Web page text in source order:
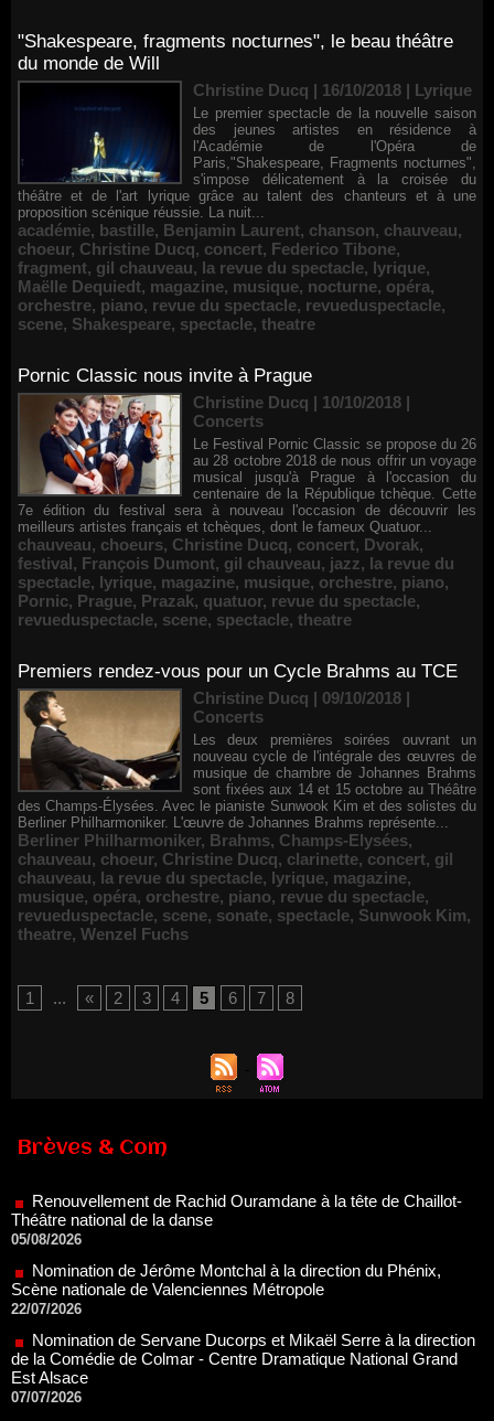
"Shakespeare, fragments nocturnes", le beau théâtre
du monde de Will
Christine Ducq | 16/10/2018 | Lyrique
Le premier spectacle de la nouvelle saison
des jeunes artistes en résidence à
l'Académie de l'Opéra de
Paris,"Shakespeare, Fragments nocturnes",
s'impose délicatement à la croisée du
théâtre et de l'art lyrique grâce au talent des chanteurs et à une
proposition scénique réussie. La nuit...
académie, bastille, Benjamin Laurent, chanson, chauveau,
choeur, Christine Ducq, concert, Federico Tibone,
fragment, gil chauveau, la revue du spectacle, lyrique,
Maëlle Dequiedt, magazine, musique, nocturne, opéra,
orchestre, piano, revue du spectacle, revueduspectacle,
scene, Shakespeare, spectacle, theatre
Pornic Classic nous invite à Prague
Christine Ducq | 10/10/2018 |
Concerts
Le Festival Pornic Classic se propose du 26
au 28 octobre 2018 de nous offrir un voyage
musical jusqu'à Prague à l'occasion du
centenaire de la République tchèque. Cette
7e édition du festival sera à nouveau l'occasion de découvrir les
meilleurs artistes français et tchèques, dont le fameux Quatuor...
chauveau, choeurs, Christine Ducq, concert, Dvorak,
festival, François Dumont, gil chauveau, jazz, la revue du
spectacle, lyrique, magazine, musique, orchestre, piano,
Pornic, Prague, Prazak, quatuor, revue du spectacle,
revueduspectacle, scene, spectacle, theatre
Premiers rendez-vous pour un Cycle Brahms au TCE
Christine Ducq | 09/10/2018 |
Concerts
Les deux premières soirées ouvrant un
nouveau cycle de l'intégrale des œuvres de
musique de chambre de Johannes Brahms
sont fixées aux 14 et 15 octobre au Théâtre
des Champs-Élysées. Avec le pianiste Sunwook Kim et des solistes du
Berliner Philharmoniker. L'œuvre de Johannes Brahms représente...
Berliner Philharmoniker, Brahms, Champs-Elysées,
chauveau, choeur, Christine Ducq, clarinette, concert, gil
chauveau, la revue du spectacle, lyrique, magazine,
musique, opéra, orchestre, piano, revue du spectacle,
revueduspectacle, scene, sonate, spectacle, Sunwook Kim,
theatre, Wenzel Fuchs
1 ... « 2 3 4 5 6 7 8
Brèves & Com
Renouvellement de Rachid Ouramdane à la tête de Chaillot-
Théâtre national de la danse
Nomination de Jérôme Montchal à la direction du Phénix,
Scène nationale de Valenciennes Métropole
22/07/2026
Nomination de Servane Ducorps et Mikaël Serre à la direction
de la Comédie de Colmar - Centre Dramatique National Grand
Est Alsace
Thomas Jolly et Laëtitia Guédon nommés à la direction du
TNP
02/07/2026